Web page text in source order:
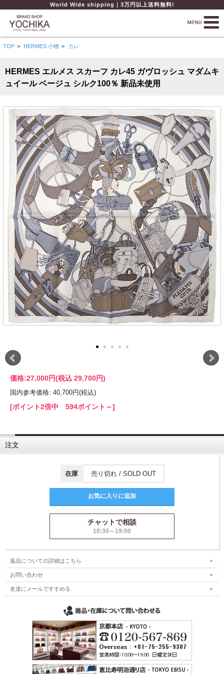
World Wide shipping｜3万円以上送料無料!
TOP > HERMES 小物 > カレ
HERMES エルメス スカーフ カレ45 ガヴロッシュ マダムキ
ュイール ベージュ シルク100％ 新品未使用
価格:27,000円(税込 29,700円)
国内参考価格: 40,700円(税込)
[ポイント2倍中 594ポイント～]
注文
在庫 売り切れ / SOLD OUT
チャットで相談
10:30～19:00
返品についての詳細はこちら
お問い合わせ
友達にメールですすめる